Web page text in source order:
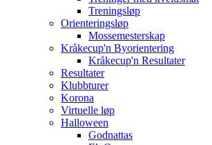
Treningsløp
Orienteringsløp
Mossemesterskap
Kråkecup'n Byorientering
Kråkecup'n Resultater
Resultater
Klubbturer
Korona
Virtuelle løp
Halloween
Godnattas